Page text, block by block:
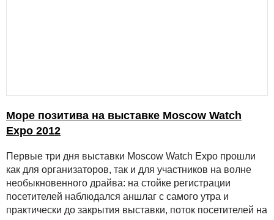
Море позитива на выставке Moscow Watch
Expo 2012
Первые три дня выставки Moscow Watch Expo прошли
как для организаторов, так и для участников на волне
необыкновенного драйва: на стойке регистрации
посетителей наблюдался аншлаг с самого утра и
практически до закрытия выставки, поток посетителей на